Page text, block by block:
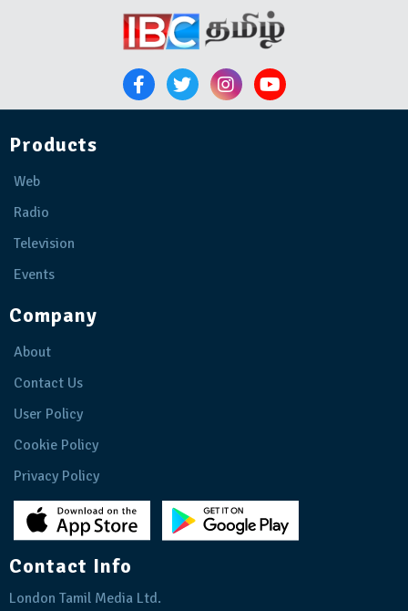
Products
Web
Radio
Television
Events
Company
About
Contact Us
User Policy
Cookie Policy
Privacy Policy
Contact Info
London Tamil Media Ltd.